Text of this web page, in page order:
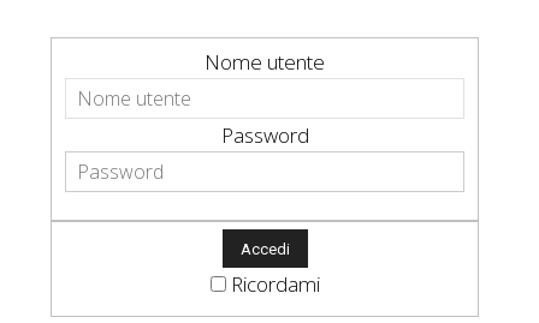
Nome utente
Password
Ricordami